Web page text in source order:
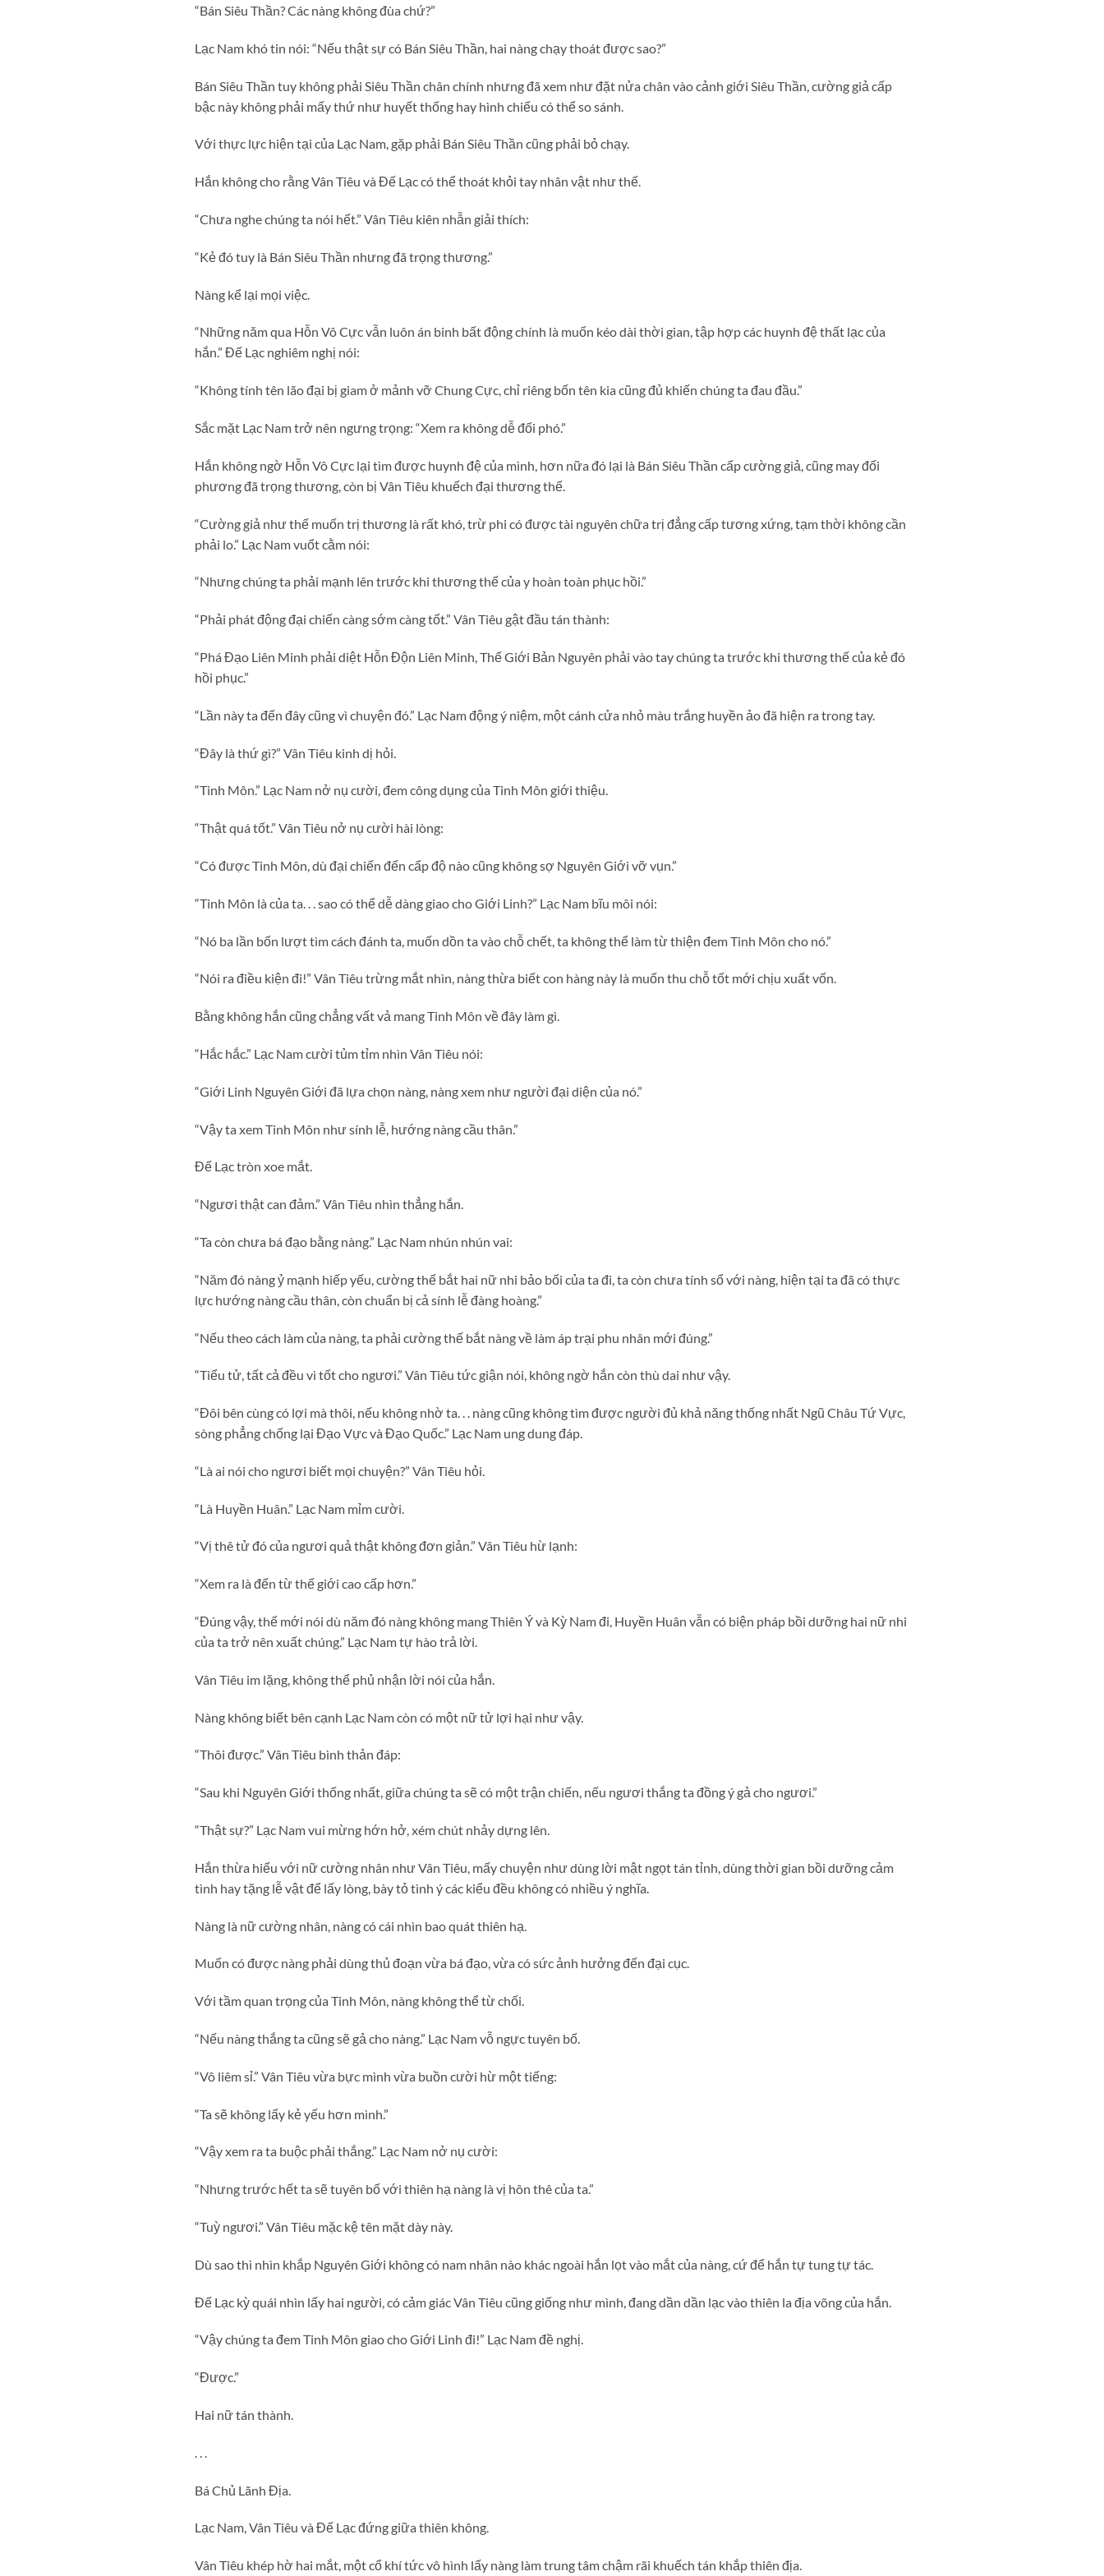
“Bán Siêu Thần? Các nàng không đùa chứ?”
Lạc Nam khó tin nói: “Nếu thật sự có Bán Siêu Thần, hai nàng chạy thoát được sao?”
Bán Siêu Thần tuy không phải Siêu Thần chân chính nhưng đã xem như đặt nửa chân vào cảnh giới Siêu Thần, cường giả cấp
bậc này không phải mấy thứ như huyết thống hay hình chiếu có thể so sánh.
Với thực lực hiện tại của Lạc Nam, gặp phải Bán Siêu Thần cũng phải bỏ chạy.
Hắn không cho rằng Vân Tiêu và Đế Lạc có thể thoát khỏi tay nhân vật như thế.
“Chưa nghe chúng ta nói hết.” Vân Tiêu kiên nhẫn giải thích:
“Kẻ đó tuy là Bán Siêu Thần nhưng đã trọng thương.”
Nàng kể lại mọi việc.
“Những năm qua Hỗn Vô Cực vẫn luôn án binh bất động chính là muốn kéo dài thời gian, tập hợp các huynh đệ thất lạc của
hắn.” Đế Lạc nghiêm nghị nói:
“Không tính tên lão đại bị giam ở mảnh vỡ Chung Cực, chỉ riêng bốn tên kia cũng đủ khiến chúng ta đau đầu.”
Sắc mặt Lạc Nam trở nên ngưng trọng: “Xem ra không dễ đối phó.”
Hắn không ngờ Hỗn Vô Cực lại tìm được huynh đệ của mình, hơn nữa đó lại là Bán Siêu Thần cấp cường giả, cũng may đối
phương đã trọng thương, còn bị Vân Tiêu khuếch đại thương thế.
“Cường giả như thế muốn trị thương là rất khó, trừ phi có được tài nguyên chữa trị đẳng cấp tương xứng, tạm thời không cần
phải lo.” Lạc Nam vuốt cằm nói:
“Nhưng chúng ta phải mạnh lên trước khi thương thế của y hoàn toàn phục hồi.”
“Phải phát động đại chiến càng sớm càng tốt.” Vân Tiêu gật đầu tán thành:
“Phá Đạo Liên Minh phải diệt Hỗn Độn Liên Minh, Thế Giới Bản Nguyên phải vào tay chúng ta trước khi thương thế của kẻ đó
hồi phục.”
“Lần này ta đến đây cũng vì chuyện đó.” Lạc Nam động ý niệm, một cánh cửa nhỏ màu trắng huyền ảo đã hiện ra trong tay.
“Đây là thứ gì?” Vân Tiêu kinh dị hỏi.
“Tinh Môn.” Lạc Nam nở nụ cười, đem công dụng của Tinh Môn giới thiệu.
“Thật quá tốt.” Vân Tiêu nở nụ cười hài lòng:
“Có được Tinh Môn, dù đại chiến đến cấp độ nào cũng không sợ Nguyên Giới vỡ vụn.”
“Tinh Môn là của ta. . . sao có thể dễ dàng giao cho Giới Linh?” Lạc Nam bĩu môi nói:
“Nó ba lần bốn lượt tìm cách đánh ta, muốn dồn ta vào chỗ chết, ta không thể làm từ thiện đem Tinh Môn cho nó.”
“Nói ra điều kiện đi!” Vân Tiêu trừng mắt nhìn, nàng thừa biết con hàng này là muốn thu chỗ tốt mới chịu xuất vốn.
Bằng không hắn cũng chẳng vất vả mang Tinh Môn về đây làm gì.
“Hắc hắc.” Lạc Nam cười tủm tỉm nhìn Vân Tiêu nói:
“Giới Linh Nguyên Giới đã lựa chọn nàng, nàng xem như người đại diện của nó.”
“Vậy ta xem Tinh Môn như sính lễ, hướng nàng cầu thân.”
Đế Lạc tròn xoe mắt.
“Ngươi thật can đảm.” Vân Tiêu nhìn thẳng hắn.
“Ta còn chưa bá đạo bằng nàng.” Lạc Nam nhún nhún vai:
“Năm đó nàng ỷ mạnh hiếp yếu, cường thế bắt hai nữ nhi bảo bối của ta đi, ta còn chưa tính sổ với nàng, hiện tại ta đã có thực
lực hướng nàng cầu thân, còn chuẩn bị cả sính lễ đàng hoàng.”
“Nếu theo cách làm của nàng, ta phải cường thế bắt nàng về làm áp trại phu nhân mới đúng.”
“Tiểu tử, tất cả đều vì tốt cho ngươi.” Vân Tiêu tức giận nói, không ngờ hắn còn thù dai như vậy.
“Đôi bên cùng có lợi mà thôi, nếu không nhờ ta. . . nàng cũng không tìm được người đủ khả năng thống nhất Ngũ Châu Tứ Vực,
sòng phẳng chống lại Đạo Vực và Đạo Quốc.” Lạc Nam ung dung đáp.
“Là ai nói cho ngươi biết mọi chuyện?” Vân Tiêu hỏi.
“Là Huyền Huân.” Lạc Nam mỉm cười.
“Vị thê tử đó của ngươi quả thật không đơn giản.” Vân Tiêu hừ lạnh:
“Xem ra là đến từ thế giới cao cấp hơn.”
“Đúng vậy, thế mới nói dù năm đó nàng không mang Thiên Ý và Kỳ Nam đi, Huyền Huân vẫn có biện pháp bồi dưỡng hai nữ nhi
của ta trở nên xuất chúng.” Lạc Nam tự hào trả lời.
Vân Tiêu im lặng, không thể phủ nhận lời nói của hắn.
Nàng không biết bên cạnh Lạc Nam còn có một nữ tử lợi hại như vậy.
“Thôi được.” Vân Tiêu bình thản đáp:
“Sau khi Nguyên Giới thống nhất, giữa chúng ta sẽ có một trận chiến, nếu ngươi thắng ta đồng ý gả cho ngươi.”
“Thật sự?” Lạc Nam vui mừng hớn hở, xém chút nhảy dựng lên.
Hắn thừa hiểu với nữ cường nhân như Vân Tiêu, mấy chuyện như dùng lời mật ngọt tán tỉnh, dùng thời gian bồi dưỡng cảm
tình hay tặng lễ vật để lấy lòng, bày tỏ tình ý các kiểu đều không có nhiều ý nghĩa.
Nàng là nữ cường nhân, nàng có cái nhìn bao quát thiên hạ.
Muốn có được nàng phải dùng thủ đoạn vừa bá đạo, vừa có sức ảnh hưởng đến đại cục.
Với tầm quan trọng của Tinh Môn, nàng không thể từ chối.
“Nếu nàng thắng ta cũng sẽ gả cho nàng.” Lạc Nam vỗ ngực tuyên bố.
“Vô liêm sỉ.” Vân Tiêu vừa bực mình vừa buồn cười hừ một tiếng:
“Ta sẽ không lấy kẻ yếu hơn mình.”
“Vậy xem ra ta buộc phải thắng.” Lạc Nam nở nụ cười:
“Nhưng trước hết ta sẽ tuyên bố với thiên hạ nàng là vị hôn thê của ta.”
“Tuỳ ngươi.” Vân Tiêu mặc kệ tên mặt dày này.
Dù sao thì nhìn khắp Nguyên Giới không có nam nhân nào khác ngoài hắn lọt vào mắt của nàng, cứ để hắn tự tung tự tác.
Đế Lạc kỳ quái nhìn lấy hai người, có cảm giác Vân Tiêu cũng giống như mình, đang dần dần lạc vào thiên la địa võng của hắn.
“Vậy chúng ta đem Tinh Môn giao cho Giới Linh đi!” Lạc Nam đề nghị.
“Được.”
Hai nữ tán thành.
. . .
Bá Chủ Lãnh Địa.
Lạc Nam, Vân Tiêu và Đế Lạc đứng giữa thiên không.
Vân Tiêu khép hờ hai mắt, một cổ khí tức vô hình lấy nàng làm trung tâm chậm rãi khuếch tán khắp thiên địa.